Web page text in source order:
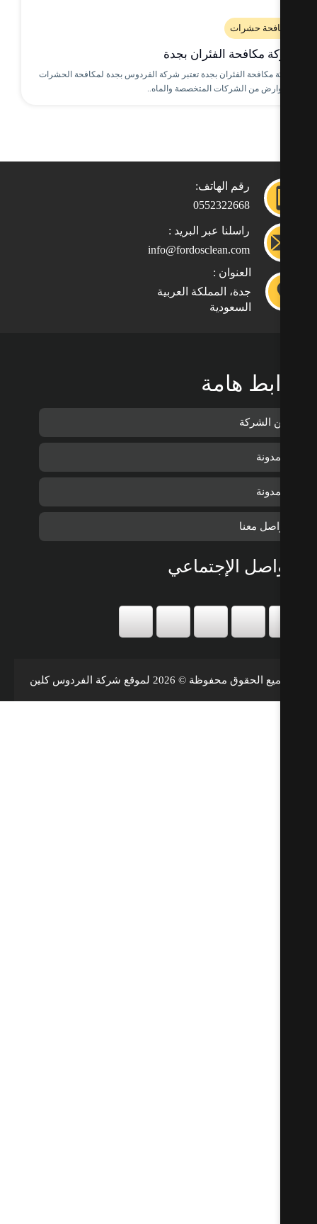
حشرات
مكافحة الفئران بجدة
مكافحة الفئران بجدة تعتبر شركة الفردوس بجدة لمكافحة الحشرات
من الشركات المتخصصة والماه..
رقم الهاتف:
0552322668
راسلنا عبر البريد :
info@fordosclean.com
العنوان :
جدة، المملكة العربية
السعودية
هامة
الشركة
معنا
الإجتماعي
الحقوق محفوظة © 2026 لموقع شركة الفردوس كلين